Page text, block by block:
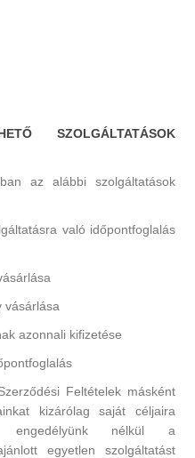
SZOLGÁLTATÁSOK
az alábbi szolgáltatások
való időpontfoglalás
azonnali kifizetése
Feltételek másként
kizárólag saját céljaira
engedélyünk nélkül a
egyetlen szolgáltatást